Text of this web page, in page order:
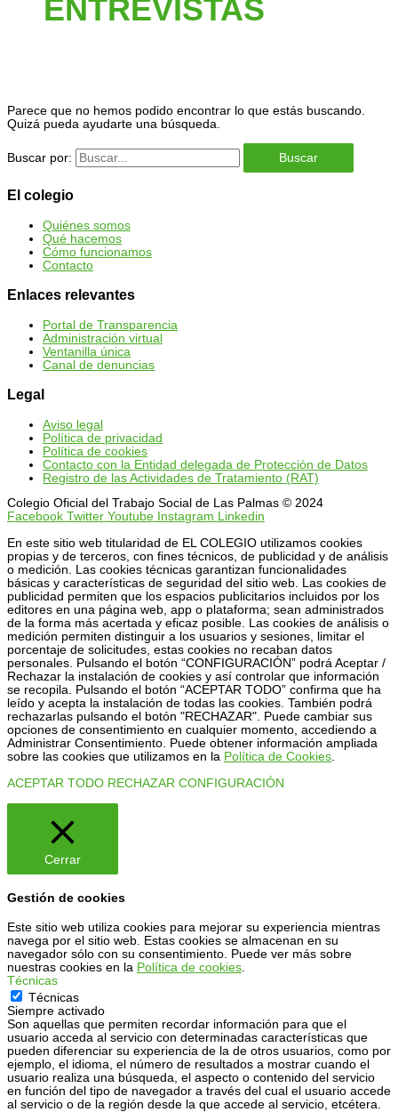
ENTREVISTAS
Parece que no hemos podido encontrar lo que estás buscando.
Quizá pueda ayudarte una búsqueda.
Buscar por:
El colegio
Quiénes somos
Qué hacemos
Cómo funcionamos
Contacto
Enlaces relevantes
Portal de Transparencia
Administración virtual
Ventanilla única
Canal de denuncias
Legal
Aviso legal
Política de privacidad
Política de cookies
Contacto con la Entidad delegada de Protección de Datos
Registro de las Actividades de Tratamiento (RAT)
Colegio Oficial del Trabajo Social de Las Palmas © 2024
Facebook Twitter Youtube Instagram Linkedin
En este sitio web titularidad de EL COLEGIO utilizamos cookies
propias y de terceros, con fines técnicos, de publicidad y de análisis
o medición. Las cookies técnicas garantizan funcionalidades
básicas y características de seguridad del sitio web. Las cookies de
publicidad permiten que los espacios publicitarios incluidos por los
editores en una página web, app o plataforma; sean administrados
de la forma más acertada y eficaz posible. Las cookies de análisis o
medición permiten distinguir a los usuarios y sesiones, limitar el
porcentaje de solicitudes, estas cookies no recaban datos
personales. Pulsando el botón “CONFIGURACIÓN” podrá Aceptar /
Rechazar la instalación de cookies y así controlar que información
se recopila. Pulsando el botón “ACEPTAR TODO” confirma que ha
leído y acepta la instalación de todas las cookies. También podrá
rechazarlas pulsando el botón "RECHAZAR". Puede cambiar sus
opciones de consentimiento en cualquier momento, accediendo a
Administrar Consentimiento. Puede obtener información ampliada
sobre las cookies que utilizamos en la Política de Cookies.
ACEPTAR TODO RECHAZAR CONFIGURACIÓN
Cerrar
Gestión de cookies
Este sitio web utiliza cookies para mejorar su experiencia mientras
navega por el sitio web. Estas cookies se almacenan en su
navegador sólo con su consentimiento. Puede ver más sobre
nuestras cookies en la Política de cookies
Técnicas
Técnicas
Siempre activado
Son aquellas que permiten recordar información para que el
usuario acceda al servicio con determinadas características que
pueden diferenciar su experiencia de la de otros usuarios, como por
ejemplo, el idioma, el número de resultados a mostrar cuando el
usuario realiza una búsqueda, el aspecto o contenido del servicio
en función del tipo de navegador a través del cual el usuario accede
al servicio o de la región desde la que accede al servicio, etcétera.